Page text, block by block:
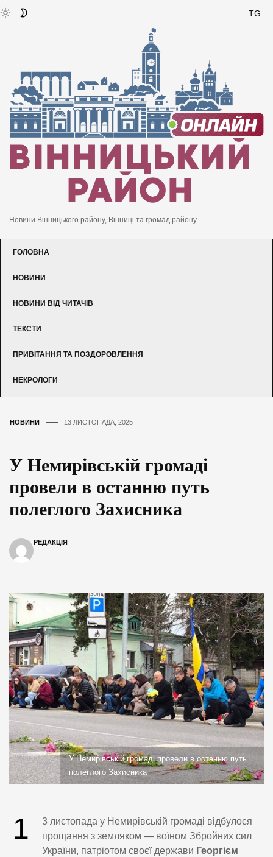
TG
Новини Вінницького району, Вінниці та громад району
ГОЛОВНА
НОВИНИ
НОВИНИ ВІД ЧИТАЧІВ
ТЕКСТИ
ПРИВІТАННЯ ТА ПОЗДОРОВЛЕННЯ
НЕКРОЛОГИ
НОВИНИ 13 ЛИСТОПАДА, 2025
У Немирівській громаді
провели в останню путь
полеглого Захисника
РЕДАКЦІЯ
У Немирівській громаді провели в останню путь
полеглого Захисника
1
3 листопада у Немирівській громаді відбулося
прощання з земляком — воїном Збройних сил
України, патріотом своєї держави Георгієм